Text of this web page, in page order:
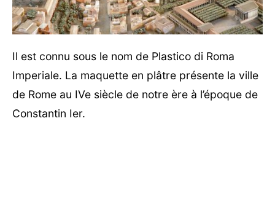
Il est connu sous le nom de Plastico di Roma
Imperiale. La maquette en plâtre présente la ville
de Rome au IVe siècle de notre ère à l’époque de
Constantin Ier.